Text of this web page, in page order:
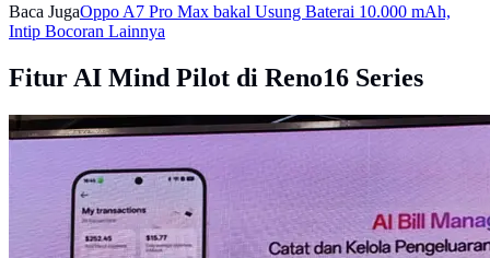
Baca JugaOppo A7 Pro Max bakal Usung Baterai 10.000 mAh,
Intip Bocoran Lainnya
Fitur AI Mind Pilot di Reno16 Series